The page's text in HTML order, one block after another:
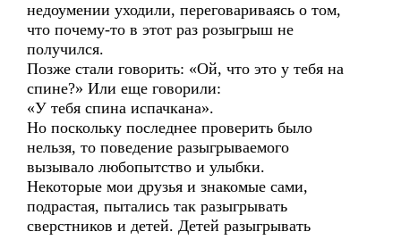
недоумении уходили, переговариваясь о том,
что почему-то в этот раз розыгрыш не
получился.
Позже стали говорить: «Ой, что это у тебя на
спине?» Или еще говорили:
«У тебя спина испачкана».
Но поскольку последнее проверить было
нельзя, то поведение разыгрываемого
вызывало любопытство и улыбки.
Некоторые мои друзья и знакомые сами,
подрастая, пытались так разыгрывать
сверстников и детей. Детей разыгрывать